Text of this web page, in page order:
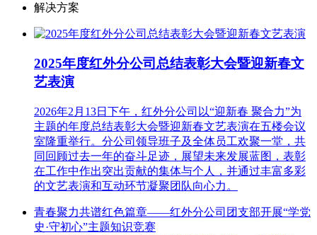
解决方案
2025年度红外分公司总结表彰大会暨迎新春文
艺表演
2026年2月13日下午，红外分公司以“迎新春 聚合力”为
主题的年度总结表彰大会暨迎新春文艺表演在五楼会议
室隆重举行。分公司领导班子及全体员工欢聚一堂，共
同回顾过去一年的奋斗足迹，展望未来发展蓝图，表彰
在工作中作出突出贡献的集体与个人，并通过丰富多彩
的文艺表演和互动环节凝聚团队向心力。
青春聚力共谱红色篇章——红外分公司团支部开展“学党
史·守初心”主题知识竞赛